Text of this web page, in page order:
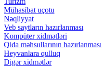
Mühasibat uçotu
Nəqliyyat
Veb saytların hazırlanması
Kompüter xidmətləri
Qida məhsullarının hazırlanması
Heyvanlara qulluq
Digər xidmətlər